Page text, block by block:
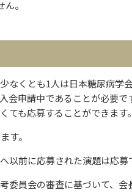
。
なくとも1人は日本糖尿病学
会申請中であることが必要で
も応募することができます。
す。
以前に応募された演題は応募
委員会の審査に基づいて、会